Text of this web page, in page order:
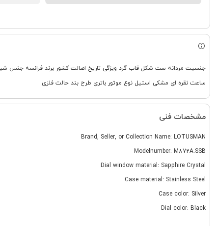
ساعت نقره ای مشکی استیل نوع موتور باتری طرح بند حالت فلزی
مشخصات فنی
Brand, Seller, or Collection Name: LOTUSMAN
Modelnumber: M872A.SSB
Dial window material: Sapphire Crystal
Case material: Stainless Steel
Case color: Silver
Dial color: Black